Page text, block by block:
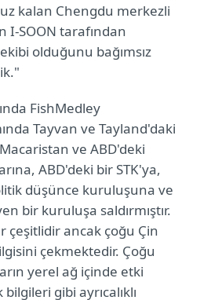
kalan Chengdu merkezli
I-SOON tarafından
olduğunu bağımsız
FishMedley
Tayvan ve Tayland'daki
ve ABD'deki
ABD'deki bir STK'ya,
düşünce kuruluşuna ve
bir kuruluşa saldırmıştır.
çeşitlidir ancak çoğu Çin
çekmektedir. Çoğu
yerel ağ içinde etki
gibi ayrıcalıklı